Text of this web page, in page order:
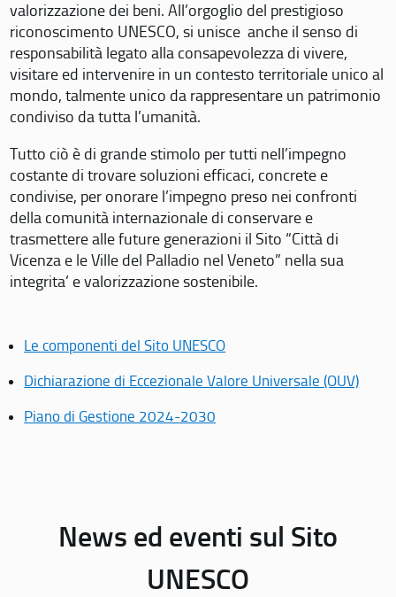
valorizzazione dei beni. All’orgoglio del prestigioso
riconoscimento UNESCO, si unisce anche il senso di
responsabilità legato alla consapevolezza di vivere,
visitare ed intervenire in un contesto territoriale unico al
mondo, talmente unico da rappresentare un patrimonio
condiviso da tutta l’umanità.
Tutto ciò è di grande stimolo per tutti nell’impegno
costante di trovare soluzioni efficaci, concrete e
condivise, per onorare l’impegno preso nei confronti
della comunità internazionale di conservare e
trasmettere alle future generazioni il Sito “Città di
Vicenza e le Ville del Palladio nel Veneto” nella sua
integrita’ e valorizzazione sostenibile.
Le componenti del Sito UNESCO
Dichiarazione di Eccezionale Valore Universale (OUV)
Piano di Gestione 2024-2030
News ed eventi sul Sito
UNESCO